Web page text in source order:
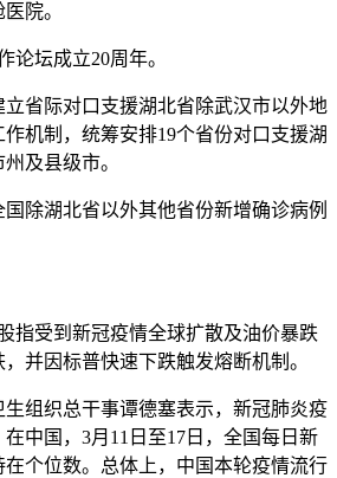
院。
坛成立20周年。
省际对口支援湖北省除武汉市以外地
机制，统筹安排19个省份对口支援湖
及县级市。
除湖北省以外其他省份新增确诊病例
指受到新冠疫情全球扩散及油价暴跌
并因标普快速下跌触发熔断机制。
组织总干事谭德塞表示，新冠肺炎疫
中国，3月11日至17日，全国每日新
个位数。总体上，中国本轮疫情流行